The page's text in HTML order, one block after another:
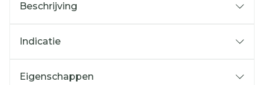
Beschrijving
Indicatie
Eigenschappen